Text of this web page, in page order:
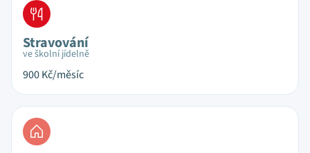
Stravování
ve školní jídelně
900Kč/měsíc